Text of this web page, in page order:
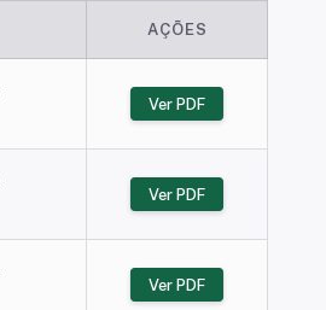
AÇÕES
Ver PDF
Ver PDF
Ver PDF